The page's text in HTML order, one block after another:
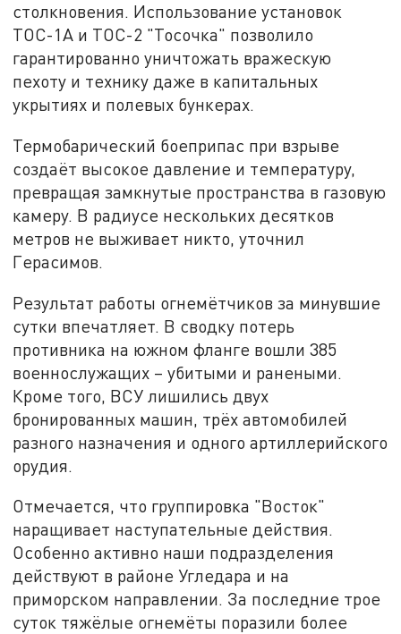
столкновения. Использование установок
ТОС-1А и ТОС-2 "Тосочка" позволило
гарантированно уничтожать вражескую
пехоту и технику даже в капитальных
укрытиях и полевых бункерах.
Термобарический боеприпас при взрыве
создаёт высокое давление и температуру,
превращая замкнутые пространства в газовую
камеру. В радиусе нескольких десятков
метров не выживает никто, уточнил
Герасимов.
Результат работы огнемётчиков за минувшие
сутки впечатляет. В сводку потерь
противника на южном фланге вошли 385
военнослужащих – убитыми и ранеными.
Кроме того, ВСУ лишились двух
бронированных машин, трёх автомобилей
разного назначения и одного артиллерийского
орудия.
Отмечается, что группировка "Восток"
наращивает наступательные действия.
Особенно активно наши подразделения
действуют в районе Угледара и на
приморском направлении. За последние трое
суток тяжёлые огнемёты поразили более